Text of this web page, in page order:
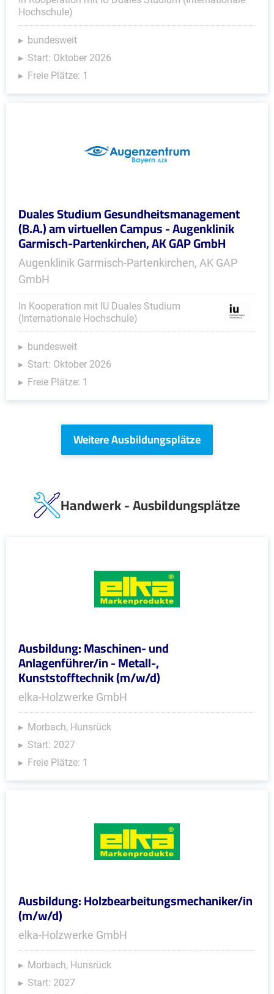
Hochschule)
bundesweit
Start: Oktober 2026
Freie Plätze: 1
Duales Studium Gesundheitsmanagement
(B.A.) am virtuellen Campus - Augenklinik
Garmisch-Partenkirchen, AK GAP GmbH
Augenklinik Garmisch-Partenkirchen, AK GAP
GmbH
In Kooperation mit IU Duales Studium
(Internationale Hochschule)
bundesweit
Start: Oktober 2026
Freie Plätze: 1
Weitere Ausbildungsplätze
Handwerk - Ausbildungsplätze
Ausbildung: Maschinen- und
Anlagenführer/in - Metall-,
Kunststofftechnik (m/w/d)
elka-Holzwerke GmbH
Morbach, Hunsrück
Start: 2027
Freie Plätze: 1
Ausbildung: Holzbearbeitungsmechaniker/in
(m/w/d)
elka-Holzwerke GmbH
Morbach, Hunsrück
Start: 2027